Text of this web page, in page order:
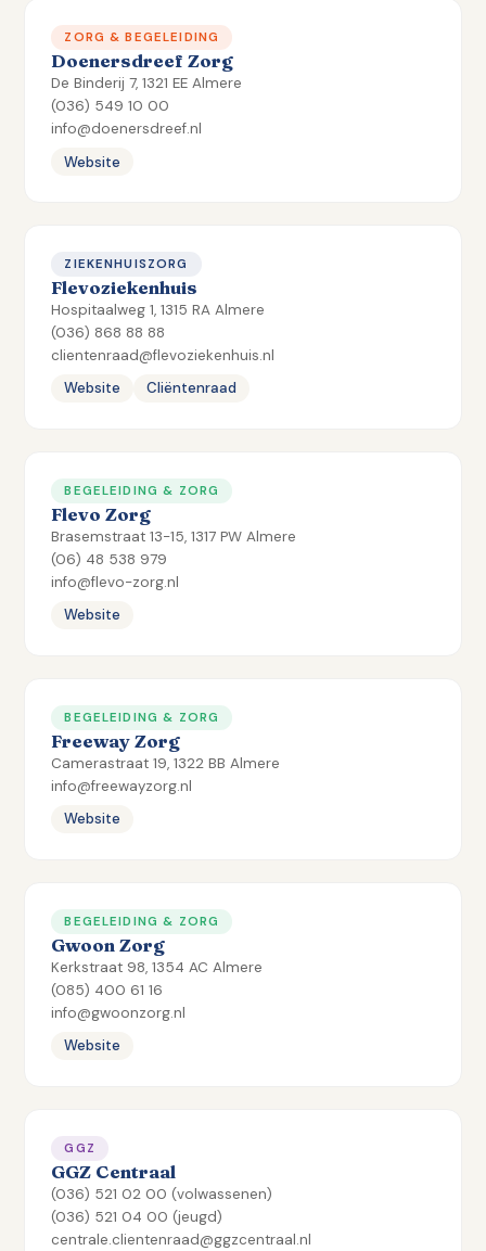
ZORG & BEGELEIDING
Doenersdreef Zorg
De Binderij 7, 1321 EE Almere
(036) 549 10 00
info@doenersdreef.nl
Website
ZIEKENHUISZORG
Flevoziekenhuis
Hospitaalweg 1, 1315 RA Almere
(036) 868 88 88
clientenraad@flevoziekenhuis.nl
Website
Cliëntenraad
BEGELEIDING & ZORG
Flevo Zorg
Brasemstraat 13-15, 1317 PW Almere
(06) 48 538 979
info@flevo-zorg.nl
Website
BEGELEIDING & ZORG
Freeway Zorg
Camerastraat 19, 1322 BB Almere
info@freewayzorg.nl
Website
BEGELEIDING & ZORG
Gwoon Zorg
Kerkstraat 98, 1354 AC Almere
(085) 400 61 16
info@gwoonzorg.nl
Website
GGZ
GGZ Centraal
(036) 521 02 00 (volwassenen)
(036) 521 04 00 (jeugd)
centrale.clientenraad@ggzcentraal.nl